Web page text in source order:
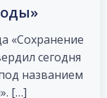
«Сохранение
сегодня
названием
[…]